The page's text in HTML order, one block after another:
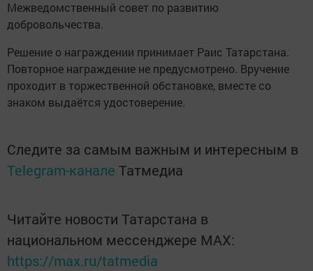
Межведомственный совет по развитию
добровольчества.
Решение о награждении принимает Раис Татарстана.
Повторное награждение не предусмотрено. Вручение
проходит в торжественной обстановке, вместе со
знаком выдаётся удостоверение.
Следите за самым важным и интересным в
Telegram-канале Татмедиа
Читайте новости Татарстана в
национальном мессенджере MАХ:
https://max.ru/tatmedia